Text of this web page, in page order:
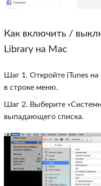
Как включить /
Library на Mac
Шаг 1. Откройте iTunes на
в строке меню.
Шаг 2. Выберите
выпадающего списка.